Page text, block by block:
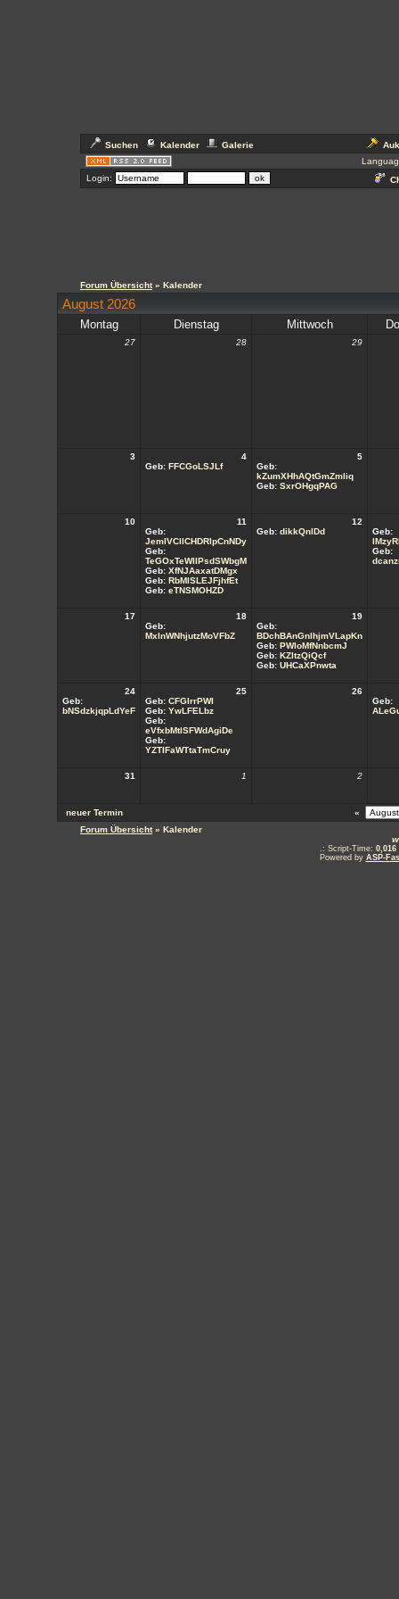
Suchen Kalender Galerie
Login:
Forum Übersicht» Kalender
August 2026
Montag Dienstag Mittwoch
27 28 29
3
4
Geb: FFCGoLSJLf
5
Geb:
kZumXHhAQtGmZmliq
Geb: SxrOHgqPAG
10
11
Geb:
JemIVCllCHDRIpCnNDy
Geb:
TeGOxTeWIlPsdSWbgM
Geb: XfNJAaxatDMgx
Geb: RbMlSLEJFjhfEt
Geb: eTNSMOHZD
12
Geb: dikkQnlDd
Geb:
Geb:
17
18
Geb:
MxlnWNhjutzMoVFbZ
19
Geb:
BDchBAnGnlhjmVLapKn
Geb: PWloMfNnbcmJ
Geb: KZltzQiQcf
Geb: UHCaXPnwta
24
Geb:
bNSdzkjqpLdYeF
25
Geb: CFGIrrPWI
Geb: YwLFELbz
Geb:
eVfxbMtlSFWdAgiDe
Geb:
YZTIFaWTtaTmCruy
26
Geb:
31 1 2
neuer Termin
«
Forum Übersicht» Kalender
.: Script-Time: 0,016
Powered by ASP-